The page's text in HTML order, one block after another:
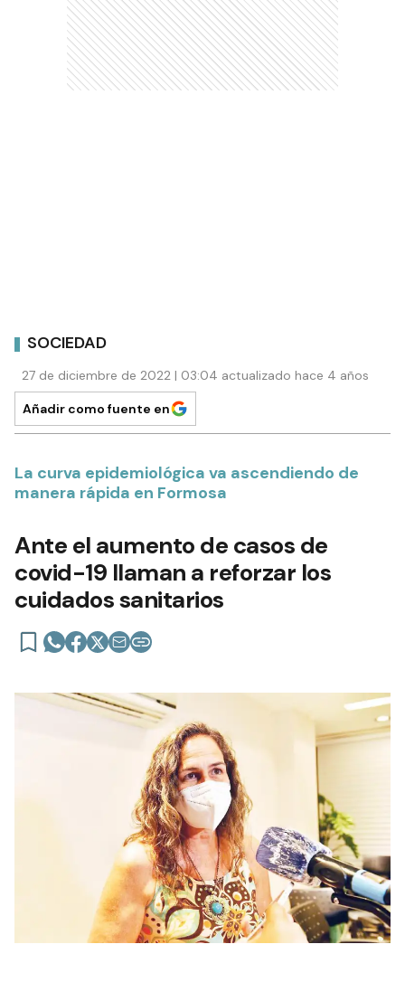
SOCIEDAD
27 de diciembre de 2022 | 03:04 actualizado hace 4 años
Añadir como fuente en
La curva epidemiológica va ascendiendo de
manera rápida en Formosa
Ante el aumento de casos de
covid-19 llaman a reforzar los
cuidados sanitarios